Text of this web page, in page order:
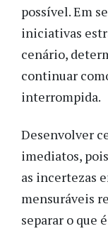
possível. Em
iniciativas
cenário,
continuar
interrompida.
Desenvolver
imediatos,
as incertezas
mensuráveis
separar o que